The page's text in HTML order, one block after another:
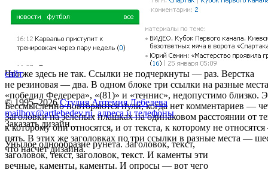
Что же здесь не так. Ссылки не подчеркнуты — раз. Верстка
не резиновая — два. В одном блоке три ссылки на разные
«победил Федерера», «(81)» и «теннис», недопустимо близко.
Бессмысленно повторяются нули, когда нет комментариев —
Заголовки на зеленых плашках на одинаковом расстоянии от
к которому они относятся, и от текста, к которому не
пять. В этих же заголовках по три ссылки в разные места —
что насчет дизайна.
Унылое однообразие рунета. Заголовок, текст,
заголовок, текст, заголовок, текст. И каменты эти
вечные, каменты, каменты. И опросы — вот чего
сайт
© 1995–2026 Студия Артемия Лебедева
mailbox@artlebedev.ru, адреса и телефоны
Заказать дизайн...